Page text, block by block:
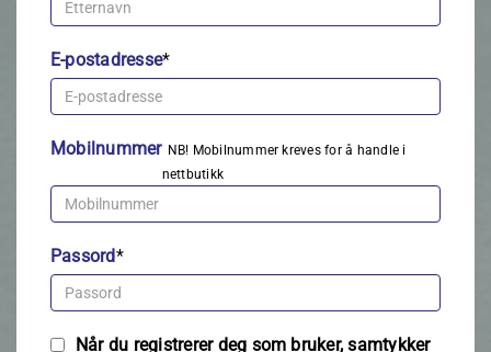
E-postadresse*
Mobilnummer NB! Mobilnummer kreves for å handle i
nettbutikk
Passord*
Når du registrerer deg som bruker, samtykker